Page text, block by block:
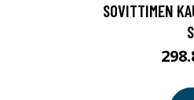
SOVITTIMEN